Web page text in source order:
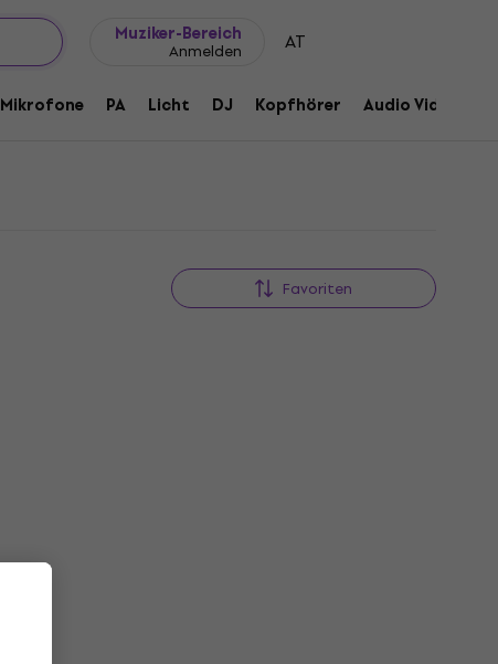
Muziker-Bereich
Anmelden AT
Mikrofone PA Licht DJ Kopfhörer Audio Video
Favoriten